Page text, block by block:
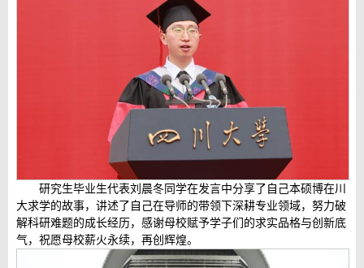
研究生毕业生代表刘晨冬同学在发言中分享了自己本硕博在川
大求学的故事，讲述了自己在导师的带领下深耕专业领域，努力破
解科研难题的成长经历，感谢母校赋予学子们的求实品格与创新底
气，祝愿母校薪火永续，再创辉煌。